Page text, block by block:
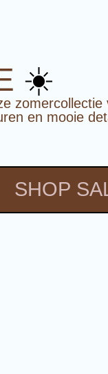
☀️
zomercollectie
en mooie
SHOP